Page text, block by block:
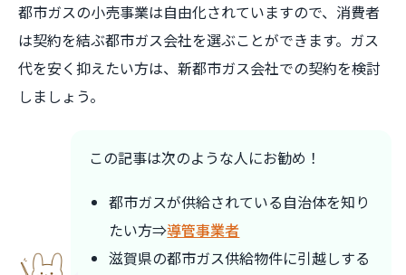
都市ガスの小売事業は自由化されていますので、消費者
は契約を結ぶ都市ガス会社を選ぶことができます。ガス
代を安く抑えたい方は、新都市ガス会社での契約を検討
しましょう。
この記事は次のような人にお勧め！
都市ガスが供給されている自治体を知り
たい方⇒導管事業者
滋賀県の都市ガス供給物件に引越しする